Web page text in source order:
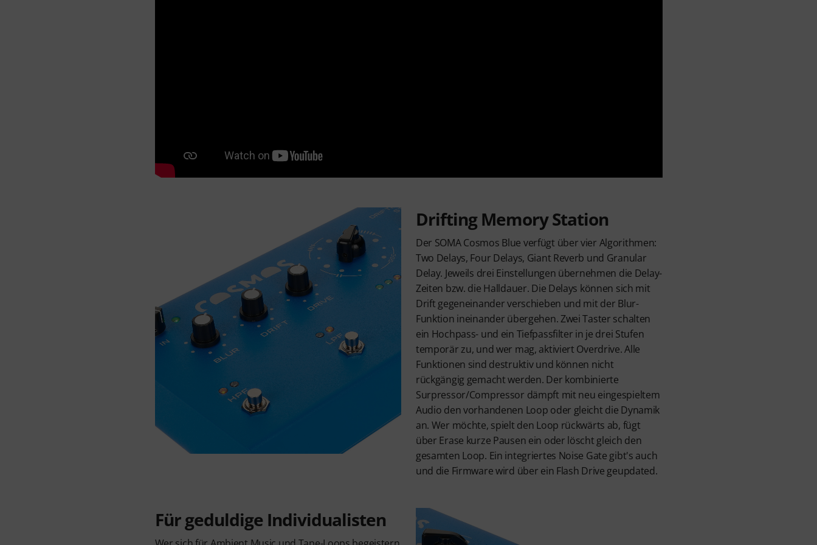
Drifting Memory Station
Der SOMA Cosmos Blue verfügt über vier Algorithmen:
Two Delays, Four Delays, Giant Reverb und Granular
Delay. Jeweils drei Einstellungen übernehmen die Delay-
Zeiten bzw. die Halldauer. Die Delays können sich mit
Drift gegeneinander verschieben und mit der Blur-
Funktion ineinander übergehen. Zwei Taster schalten
ein Hochpass- und ein Tiefpassfilter in je drei Stufen
temporär zu, und wer mag, aktiviert Overdrive. Alle
Funktionen sind destruktiv und können nicht
rückgängig gemacht werden. Der kombinierte
Surpressor/Compressor dämpft mit neu eingespieltem
Audio den vorhandenen Loop oder gleicht die Dynamik
an. Wer möchte, spielt den Loop rückwärts ab, fügt
über Erase kurze Pausen ein oder löscht gleich den
gesamten Loop. Ein integriertes Noise Gate gibt's auch
und die Firmware wird über ein Flash Drive geupdated.
Für geduldige Individualisten